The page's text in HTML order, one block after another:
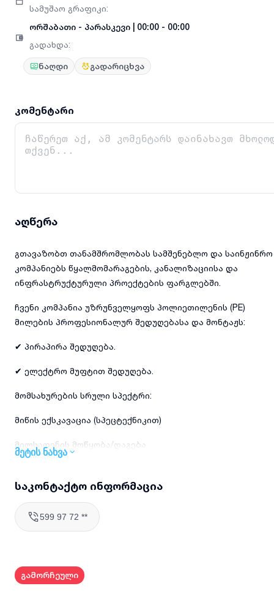
სამუშაო გრაფიკი:
ორშაბათი - პარასკევი 00:00 - 00:00
გადახდა:
ნაღდი გადარიცხვა
კომენტარი
აღწერა
გთავაზობთ თანამშრომლობას სამშენებლო და საინჟინრო
კომპანიებს წყალმომარაგების, კანალიზაციისა და
ინფრასტრუქტურული პროექტების ფარგლებში.
ჩვენი კომპანია უზრუნველყოფს პოლიეთილენის (PE)
მილების პროფესიონალურ შედუღებასა და მონტაჟს:
✔ პირაპირა შედუღება.
✔ ელექტრო მუფტით შედუღება.
მომსახურების სრული სპექტრი:
მიწის ექსკავაცია (სპეცტექნიკით)
მილსადენის მოწყობა/დაგება
მილების ჭრა, მონტაჟი და ტესტირება
ობიექტის სრულად დასრულება
მეტის ნახვა
საკონტაქტო ინფორმაცია
599 97 72 **
გამორჩეული